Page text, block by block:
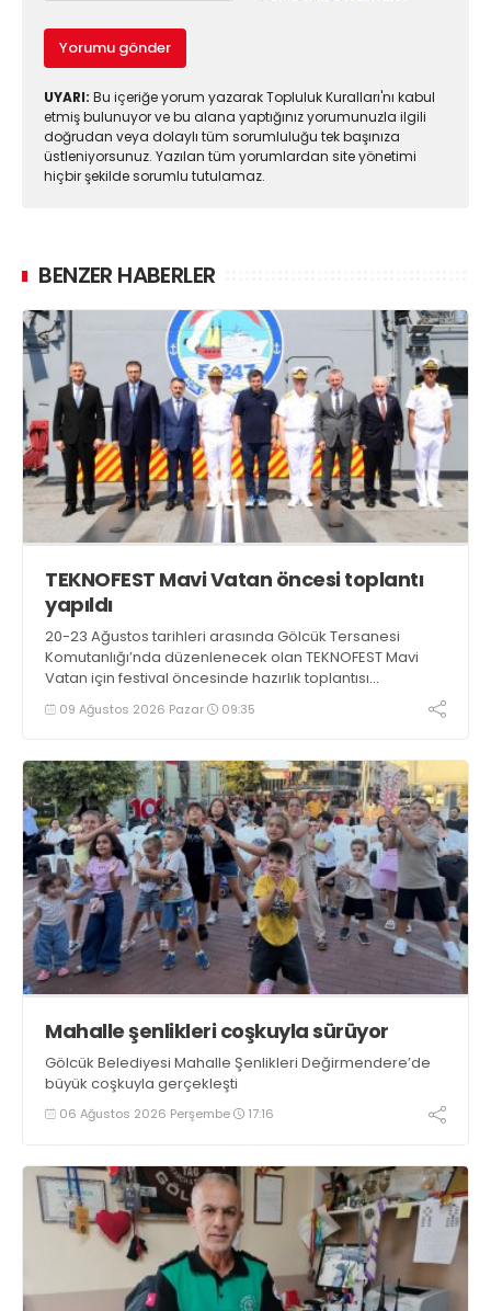
Yorumu gönder
UYARI: Bu içeriğe yorum yazarak Topluluk Kuralları'nı kabul
etmiş bulunuyor ve bu alana yaptığınız yorumunuzla ilgili
doğrudan veya dolaylı tüm sorumluluğu tek başınıza
üstleniyorsunuz. Yazılan tüm yorumlardan site yönetimi
hiçbir şekilde sorumlu tutulamaz.
BENZER HABERLER
TEKNOFEST Mavi Vatan öncesi toplantı
yapıldı
20-23 Ağustos tarihleri arasında Gölcük Tersanesi
Komutanlığı’nda düzenlenecek olan TEKNOFEST Mavi
Vatan için festival öncesinde hazırlık toplantısı
gerçekleştirildi
09 Ağustos 2026 Pazar 09:35
Mahalle şenlikleri coşkuyla sürüyor
Gölcük Belediyesi Mahalle Şenlikleri Değirmendere’de
büyük coşkuyla gerçekleşti
06 Ağustos 2026 Perşembe 17:16